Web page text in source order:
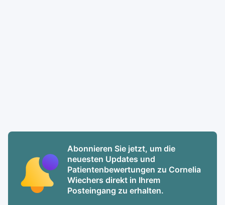
Abonnieren Sie jetzt, um die
neuesten Updates und
Patientenbewertungen zu Cornelia
Wiechers direkt in Ihrem
Posteingang zu erhalten.